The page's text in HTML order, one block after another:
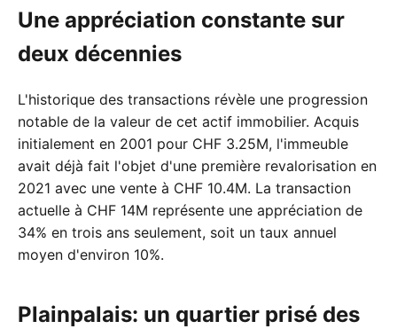
Une appréciation constante sur
deux décennies
L'historique des transactions révèle une progression
notable de la valeur de cet actif immobilier. Acquis
initialement en 2001 pour CHF 3.25M, l'immeuble
avait déjà fait l'objet d'une première revalorisation en
2021 avec une vente à CHF 10.4M. La transaction
actuelle à CHF 14M représente une appréciation de
34% en trois ans seulement, soit un taux annuel
moyen d'environ 10%.
Plainpalais: un quartier prisé des